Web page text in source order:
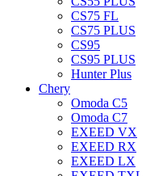
CS75 FL
CS75 PLUS
CS95
CS95 PLUS
Hunter Plus
Chery
Omoda C5
Omoda C7
EXEED VX
EXEED RX
EXEED LX